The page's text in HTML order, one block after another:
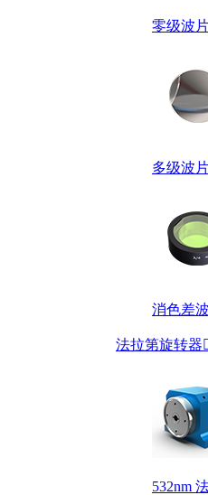
零级波
多级波
消色差
法拉第旋转器
532nm